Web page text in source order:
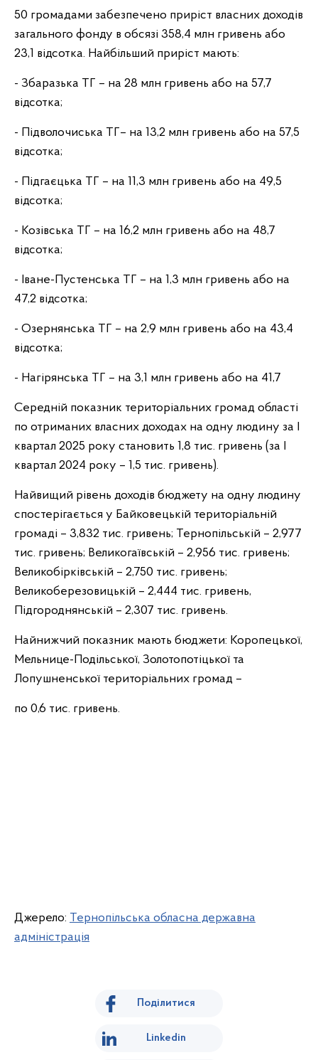
50 громадами забезпечено приріст власних доходів
загального фонду в обсязі 358,4 млн гривень або
23,1 відсотка. Найбільший приріст мають:
- Збаразька ТГ – на 28 млн гривень або на 57,7
відсотка;
- Підволочиська ТГ– на 13,2 млн гривень або на 57,5
відсотка;
- Підгаєцька ТГ – на 11,3 млн гривень або на 49,5
відсотка;
- Козівська ТГ – на 16,2 млн гривень або на 48,7
відсотка;
- Іване-Пустенська ТГ – на 1,3 млн гривень або на
47,2 відсотка;
- Озернянська ТГ – на 2,9 млн гривень або на 43,4
відсотка;
- Нагірянська ТГ – на 3,1 млн гривень або на 41,7
Середній показник територіальних громад області
по отриманих власних доходах на одну людину за I
квартал 2025 року становить 1,8 тис. гривень (за І
квартал 2024 року – 1,5 тис. гривень).
Найвищий рівень доходів бюджету на одну людину
спостерігається у Байковецькій територіальній
громаді – 3,832 тис. гривень; Тернопільській – 2,977
тис. гривень; Великогаївській – 2,956 тис. гривень;
Великобірківській – 2,750 тис. гривень;
Великоберезовицькій – 2,444 тис. гривень,
Підгороднянській – 2,307 тис. гривень.
Найнижчий показник мають бюджети: Коропецької,
Мельнице-Подільської, Золотопотіцької та
Лопушненської територіальних громад –
по 0,6 тис. гривень.
Джерело: Тернопільська обласна державна
адміністрація
Поділитися
Linkedin